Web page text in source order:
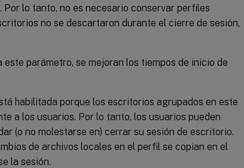
lo tanto, no es necesario conservar perfiles
no se descartaron durante el cierre de sesión,
este parámetro, se mejoran los tiempos de inicio de
habilitada porque los escritorios agrupados en este
a los usuarios. Por lo tanto, los usuarios pueden
(o no molestarse en) cerrar su sesión de escritorio.
de archivos locales en el perfil se copian en el
la sesión.